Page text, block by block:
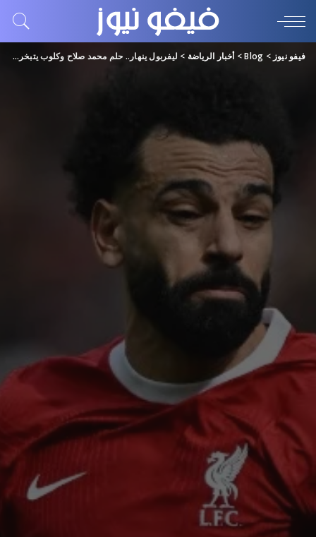
فيفو نيوز >
Blog
> أخبار الرياضة > ليفربول ينهار.. حلم محمد صلاح وكلوب يتبخر بخسارة جديدة في الأنفليد